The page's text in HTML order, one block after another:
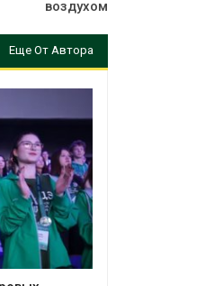
воздухом
Еще От Автора